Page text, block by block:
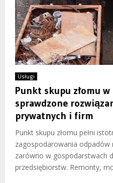
Usługi
Punkt skupu złomu
sprawdzone
prywatnych i firm
Punkt skupu złomu pełni
zagospodarowania
zarówno w gospodarstwach
przedsiębiorstw. Remonty,